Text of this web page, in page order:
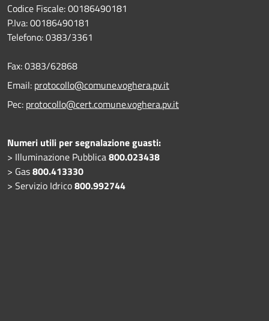
Codice Fiscale: 00186490181
P.Iva: 00186490181
Telefono:0383/3361
Fax:0383/62868
Email: protocollo@comune.voghera.pv.it
Pec: protocollo@cert.comune.voghera.pv.it
Numeri utili per segnalazione guasti:
> Illuminazione Pubblica800.023438
> Gas800.413330
> Servizio Idrico800.992744